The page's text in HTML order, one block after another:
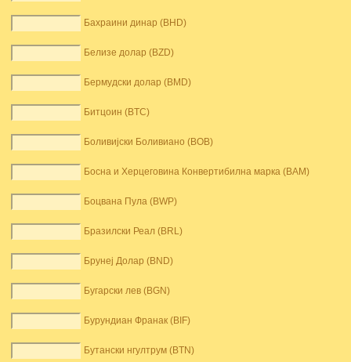
Бахраини динар (BHD)
Белизе долар (BZD)
Бермудски долар (BMD)
Битцоин (BTC)
Боливијски Боливиано (BOB)
Босна и Херцеговина Конвертибилна марка (BAM)
Боцвана Пула (BWP)
Бразилски Реал (BRL)
Брунеј Долар (BND)
Бугарски лев (BGN)
Бурундиан Франак (BIF)
Бутански нгултрум (BTN)